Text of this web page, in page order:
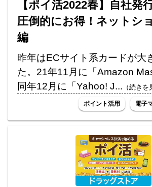
【ポイ活2022春】自社発
圧倒的にお得！ネットシ
編
昨年はECサイト系カードが大
た。21年11月に「Amazon
同年12月に「Yahoo! J... （続きを
ポイント活用 電子